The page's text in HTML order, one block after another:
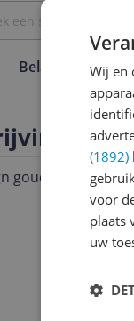
Belangrijkste
goud 2 vellen a
Wij en
(1892)
voor
plaats
uw